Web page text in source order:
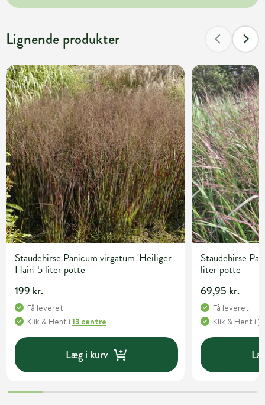
Lignende produkter
Staudehirse Panicum virgatum 'Heiliger
Hain' 5 liter potte
199 kr.
Få leveret
Klik & Hent i 13 centre
Læg i kurv
Staudehirse
liter potte
69,95 kr.
Få leveret
Klik & Hent i